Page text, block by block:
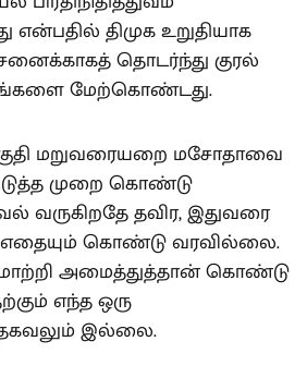
என்பதில் திமுக உறுதியாக
தொடர்ந்து குரல்
மேற்கொண்டது.
மறுவரையறை மசோதாவை
முறை கொண்டு
வருகிறதே தவிர, இதுவரை
எதையும் கொண்டு வரவில்லை.
அமைத்துத்தான் கொண்டு
எந்த ஒரு
இல்லை.